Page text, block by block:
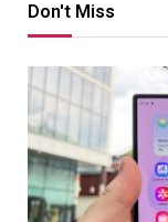
Don't Miss